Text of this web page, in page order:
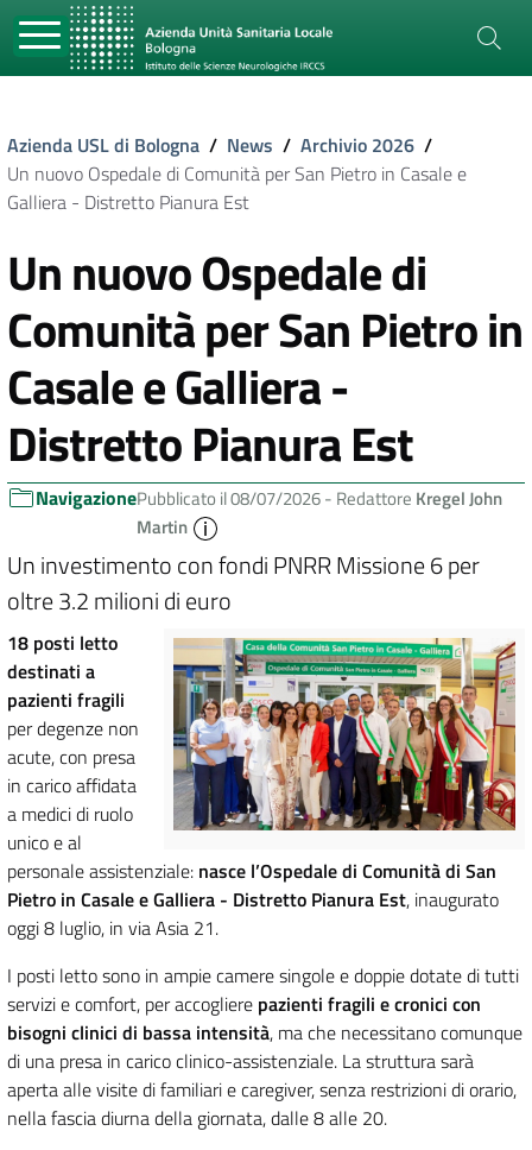
Azienda USL di Bologna / News / Archivio 2026 /
Un nuovo Ospedale di Comunità per San Pietro in Casale e
Galliera - Distretto Pianura Est
Un nuovo Ospedale di
Comunità per San Pietro in
Casale e Galliera -
Distretto Pianura Est
NavigazionePubblicato il 08/07/2026 - Redattore Kregel John
Martin
Un investimento con fondi PNRR Missione 6 per
oltre 3.2 milioni di euro
18 posti letto
destinati a
pazienti fragili
per degenze non
acute, con presa
in carico affidata
a medici di ruolo
unico e al
personale assistenziale: nasce l’Ospedale di Comunità di San
Pietro in Casale e Galliera - Distretto Pianura Est, inaugurato
oggi 8 luglio, in via Asia 21.
I posti letto sono in ampie camere singole e doppie dotate di tutti
servizi e comfort, per accogliere pazienti fragili e cronici con
bisogni clinici di bassa intensità, ma che necessitano comunque
di una presa in carico clinico-assistenziale. La struttura sarà
aperta alle visite di familiari e caregiver, senza restrizioni di orario,
nella fascia diurna della giornata, dalle 8 alle 20.